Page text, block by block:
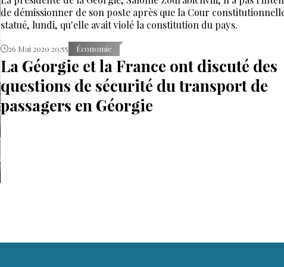
de démissionner de son poste après que la Cour
statué, lundi, qu'elle avait violé la constitution du pays.
26 Mai 2020 20:55 Économie
La Géorgie et la France ont discuté des
questions de sécurité du transport de
passagers en Géorgie